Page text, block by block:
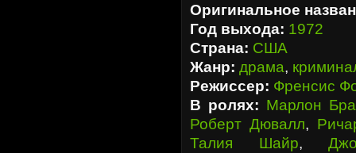
Оригинальное
Год выхода: 1972
Страна: США
Жанр: драма,
Режиссер: Френсис
В ролях: Марлон
Роберт Дювалл,
Талия Шайр,